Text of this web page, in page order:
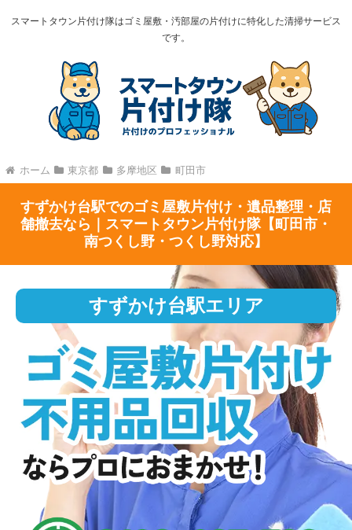
スマートタウン片付け隊はゴミ屋敷・汚部屋の片付けに特化した清掃サービス
です。
ホーム 東京都 多摩地区 町田市
すずかけ台駅でのゴミ屋敷片付け・遺品整理・店
舗撤去なら｜スマートタウン片付け隊【町田市・
南つくし野・つくし野対応】
すずかけ台駅エリア